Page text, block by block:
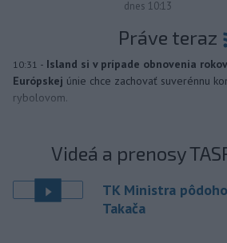
dnes 10:13
Práve teraz
10:31 - Island si v prípade obnovenia
Európskej únie chce zachovať suverénnu
rybolovom.
Videá a prenosy
TK Ministra
Takača